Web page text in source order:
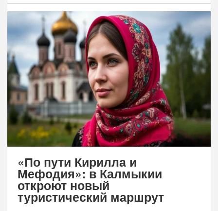
«По пути Кирилла и
Мефодия»: в Калмыкии
откроют новый
туристический маршрут